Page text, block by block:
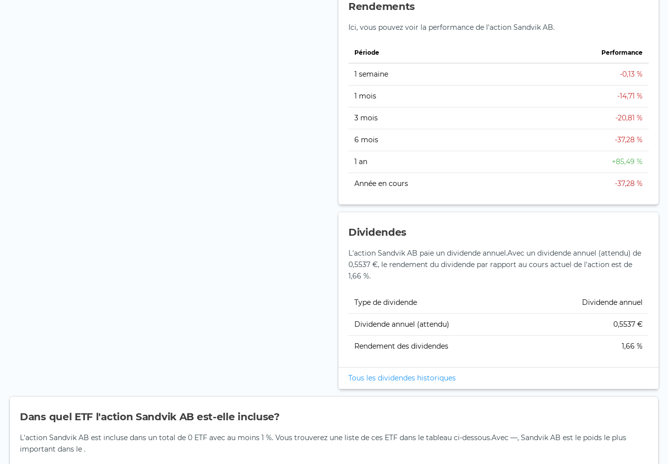
Rendements
Ici, vous pouvez voir la performance de l'action Sandvik AB.
Période Performance
1 semaine -0,13 %
1 mois -14,71 %
3 mois -20,81 %
6 mois -37,28 %
1 an +85,49 %
Année en cours -37,28 %
Dividendes
L'action Sandvik AB paie un dividende annuel.Avec un dividende annuel (attendu) de
0,5537 €, le rendement du dividende par rapport au cours actuel de l'action est de
1,66 %.
Type de dividende Dividende annuel
Dividende annuel (attendu) 0,5537 €
Rendement des dividendes 1,66 %
Tous les dividendes historiques
Dans quel ETF l'action Sandvik AB est-elle incluse?
L'action Sandvik AB est incluse dans un total de 0 ETF avec au moins 1 %. Vous trouverez une liste de ces ETF dans le tableau ci-dessous.Avec —, Sandvik AB est le poids le plus
important dans le .